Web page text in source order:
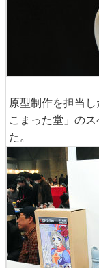
原型制作を担当
こまった堂」の
た。